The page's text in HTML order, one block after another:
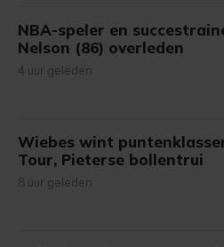
NBA-speler en
Nelson (86) overleden
4 uur geleden
Wiebes wint
Tour, Pieterse bollentrui
8 uur geleden